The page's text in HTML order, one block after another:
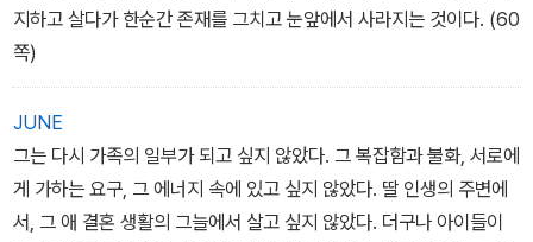
지하고 살다가 한순간 존재를 그치고 눈앞에서 사라지는 것이다. (60
쪽)
JUNE
그는 다시 가족의 일부가 되고 싶지 않았다. 그 복잡함과 불화, 서로에
게 가하는 요구, 그 에너지 속에 있고 싶지 않았다. 딸 인생의 주변에
서, 그 애 결혼 생활의 그늘에서 살고 싶지 않았다. 더구나 아이들이